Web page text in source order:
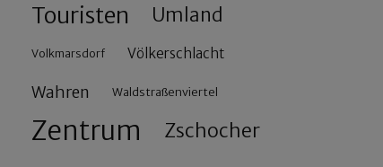
Touristen Umland
Volkmarsdorf Völkerschlacht
Wahren Waldstraßenviertel
Zentrum Zschocher